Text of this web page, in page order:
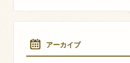
アーカイブ